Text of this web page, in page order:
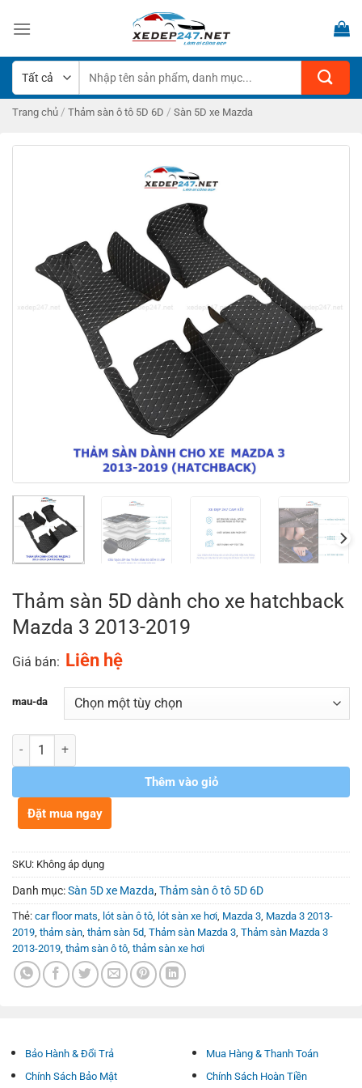
qua
dung
kiếm:
Trang chủ / Thảm sàn ô tô 5D 6D / Sàn 5D xe Mazda
Thảm sàn 5D dành cho xe hatchback
Mazda 3 2013-2019
Giá bán: Liên hệ
mau-da
Số lượng
Thêm vào giỏ
Đặt mua ngay
SKU: Không áp dụng
Danh mục:Sàn 5D xe Mazda,Thảm sàn ô tô 5D 6D
Thẻ: car floor mats, lót sàn ô tô, lót sàn xe hơi, Mazda 3, Mazda 3 2013-
2019, thảm sàn, thảm sàn 5d, Thảm sàn Mazda 3, Thảm sàn Mazda 3
2013-2019, thảm sàn ô tô, thảm sàn xe hơi
Bảo Hành & Đổi Trả
Chính Sách Bảo Mật
Mua Hàng & Thanh Toán
Chính Sách Hoàn Tiền